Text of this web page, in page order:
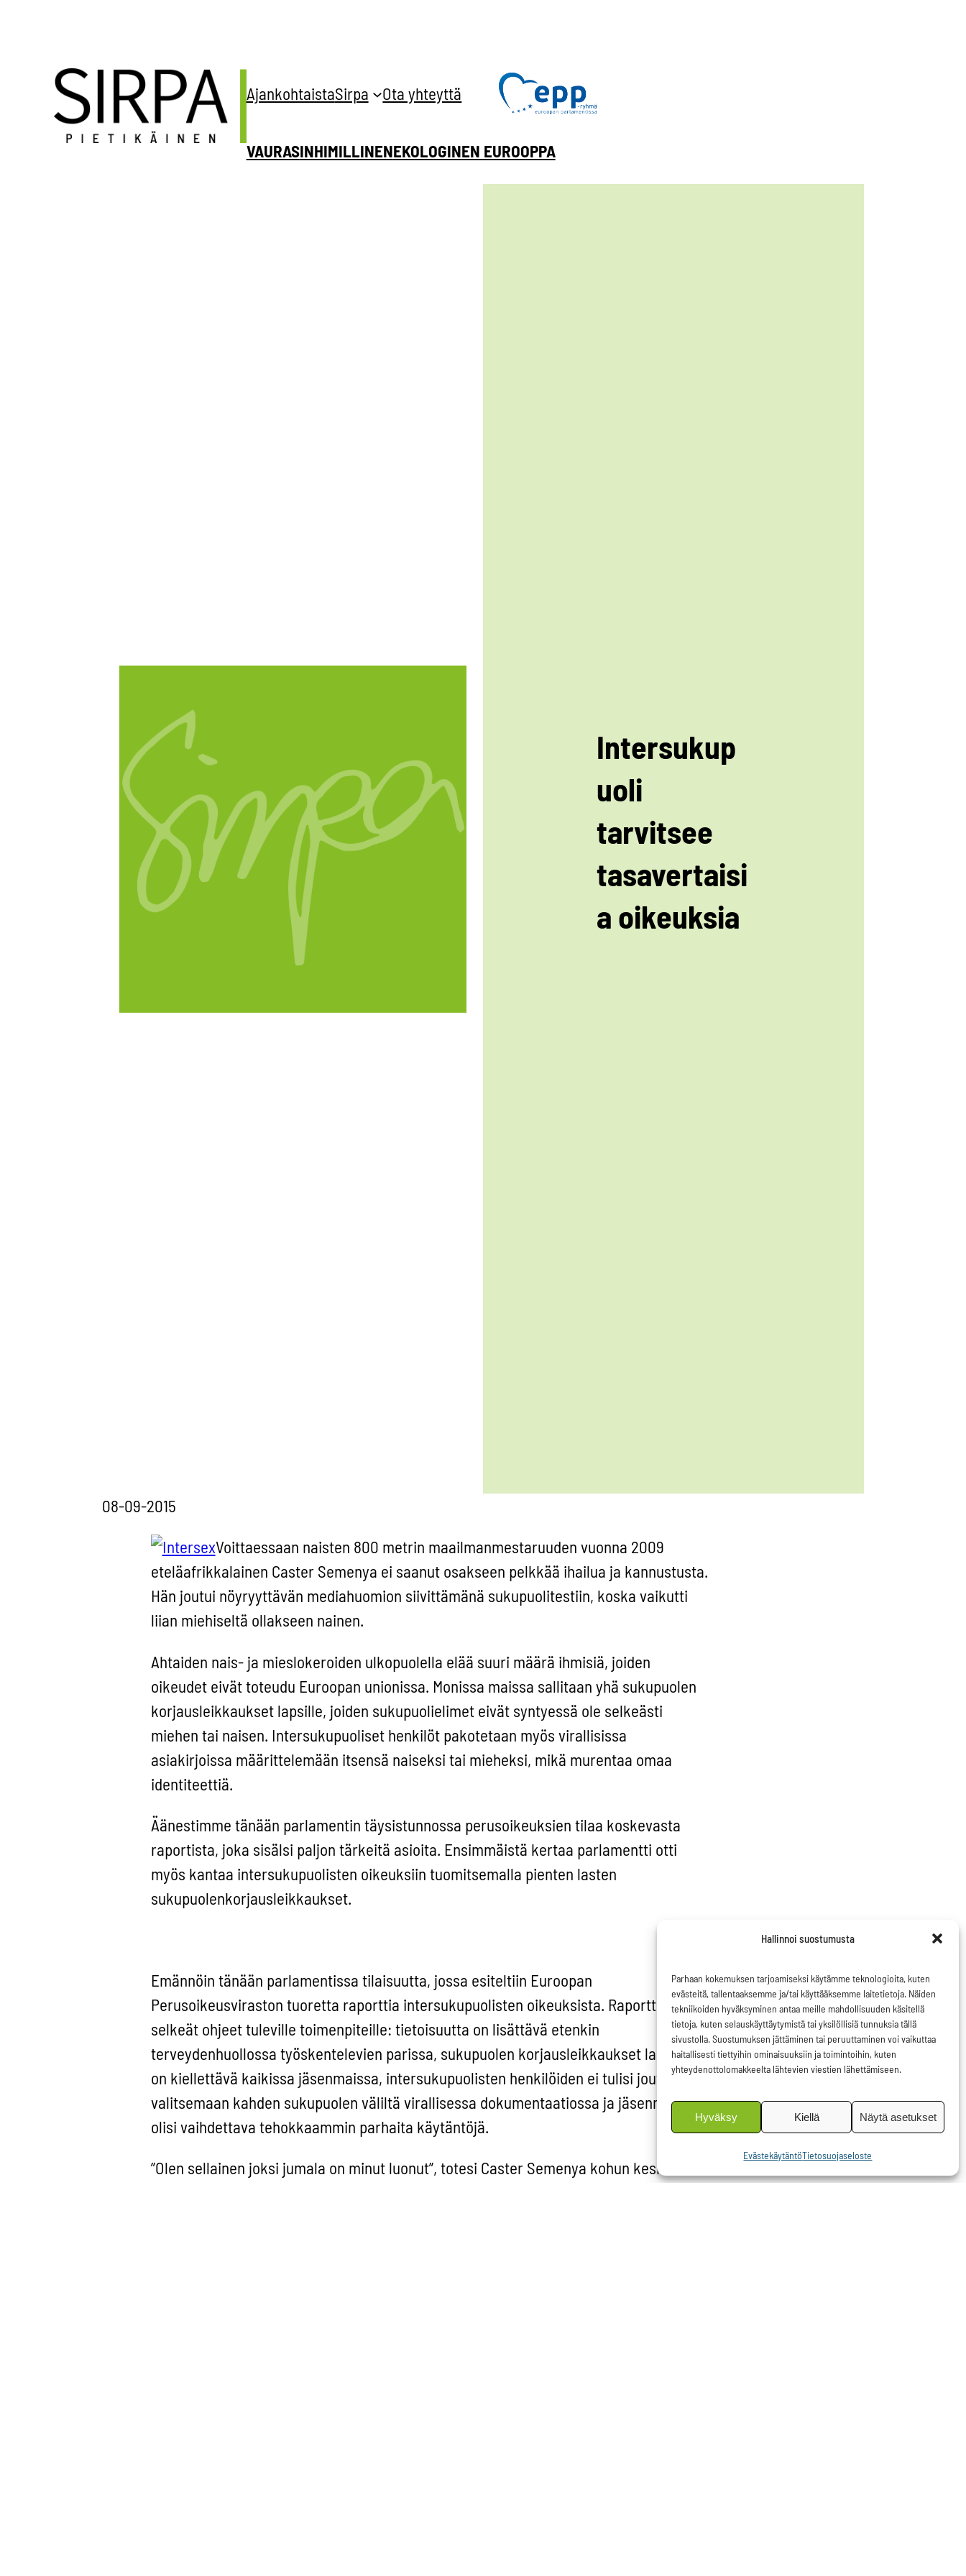
Hallinnoi suostumusta
Parhaan kokemuksen tarjoamiseksi käytämme teknologioita, kuten
evästeitä, tallentaaksemme ja/tai käyttääksemme laitetietoja. Näiden
tekniikoiden hyväksyminen antaa meille mahdollisuuden käsitellä
tietoja, kuten selauskäyttäytymistä tai yksilöllisiä tunnuksia tällä
sivustolla. Suostumuksen jättäminen tai peruuttaminen voi vaikuttaa
haitallisesti tiettyihin ominaisuuksiin ja toimintoihin, kuten
yhteydenottolomakkeelta lähtevien viestien lähettämiseen.
Hyväksy Kiellä Näytä asetukset
EvästekäytäntöTietosuojaseloste
AjankohtaistaSirpa Ota yhteyttä
VAURASINHIMILLINENEKOLOGINEN EUROOPPA
Intersukup
uoli
tarvitsee
tasavertaisi
a oikeuksia
08-09-2015
Voittaessaan naisten 800 metrin maailmanmestaruuden vuonna 2009
eteläafrikkalainen Caster Semenya ei saanut osakseen pelkkää ihailua ja kannustusta.
Hän joutui nöyryyttävän mediahuomion siivittämänä sukupuolitestiin, koska vaikutti
liian miehiseltä ollakseen nainen.
Ahtaiden nais- ja mieslokeroiden ulkopuolella elää suuri määrä ihmisiä, joiden
oikeudet eivät toteudu Euroopan unionissa. Monissa maissa sallitaan yhä sukupuolen
korjausleikkaukset lapsille, joiden sukupuolielimet eivät syntyessä ole selkeästi
miehen tai naisen. Intersukupuoliset henkilöt pakotetaan myös virallisissa
asiakirjoissa määrittelemään itsensä naiseksi tai mieheksi, mikä murentaa omaa
identiteettiä.
Äänestimme tänään parlamentin täysistunnossa perusoikeuksien tilaa koskevasta
raportista, joka sisälsi paljon tärkeitä asioita. Ensimmäistä kertaa parlamentti otti
myös kantaa intersukupuolisten oikeuksiin tuomitsemalla pienten lasten
sukupuolenkorjausleikkaukset.
Emännöin tänään parlamentissa tilaisuutta, jossa esiteltiin Euroopan
Perusoikeusviraston tuoretta raporttia intersukupuolisten oikeuksista. Raportti antaa
selkeät ohjeet tuleville toimenpiteille: tietoisuutta on lisättävä etenkin
terveydenhuollossa työskentelevien parissa, sukupuolen korjausleikkaukset lapsille
on kiellettävä kaikissa jäsenmaissa, intersukupuolisten henkilöiden ei tulisi joutua
valitsemaan kahden sukupuolen väliltä virallisessa dokumentaatiossa ja jäsenmaiden
olisi vaihdettava tehokkaammin parhaita käytäntöjä.
”Olen sellainen joksi jumala on minut luonut”, totesi Caster Semenya kohun keskellä.